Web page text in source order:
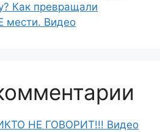
Как превращали
мести. Видео
НЕ ГОВОРИТ!!! Видео